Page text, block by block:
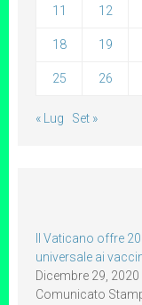
11 12
18 19
25 26
« Lug Set »
Il Vaticano offre
universale ai
Dicembre 29, 2020
Comunicato